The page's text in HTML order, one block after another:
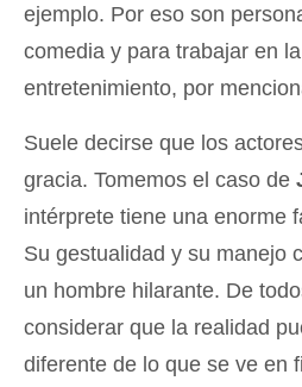
ejemplo. Por eso son
comedia y para trabajar en
entretenimiento, por
Suele decirse que los
gracia. Tomemos el caso de
intérprete tiene una enorme
Su gestualidad y su manejo
un hombre hilarante. De
considerar que la realidad
diferente de lo que se ve en